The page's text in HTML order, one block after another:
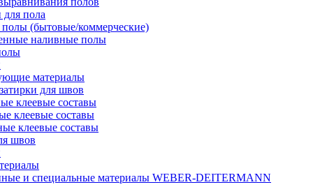
для пола
(бытовые/коммерческие)
наливные полы
материалы
для швов
клеевые составы
клеевые составы
клеевые составы
швов
и специальные материалы WEBER-DEITERMANN